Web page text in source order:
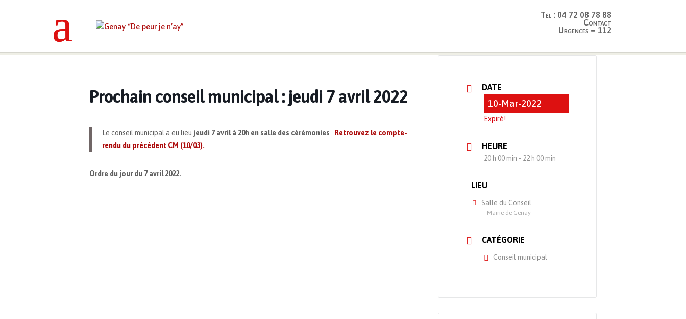
Tél : 04 72 08 78 88
Contact
Urgences = 112
Prochain conseil municipal : jeudi 7 avril 2022
Le conseil municipal a eu lieu jeudi 7 avril à 20h en salle des cérémonies
Retrouvez le compte-
rendu du précédent CM (10/03).
Ordre du jour du 7 avril 2022.
DATE
10-Mar-2022
Expiré!
HEURE
20 h 00 min - 22 h 00 min
LIEU
Salle du Conseil
Mairie de Genay
CATÉGORIE
Conseil municipal